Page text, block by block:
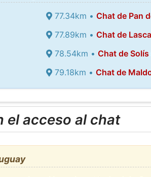
77.34km •Chat de Pan
77.89km •Chat de
78.54km •Chat de
79.18km •Chat de
el acceso al chat